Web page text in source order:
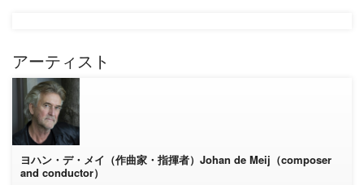
アーティスト
ヨハン・デ・メイ（作曲家・指揮者）Johan de Meij（composer
and conductor）